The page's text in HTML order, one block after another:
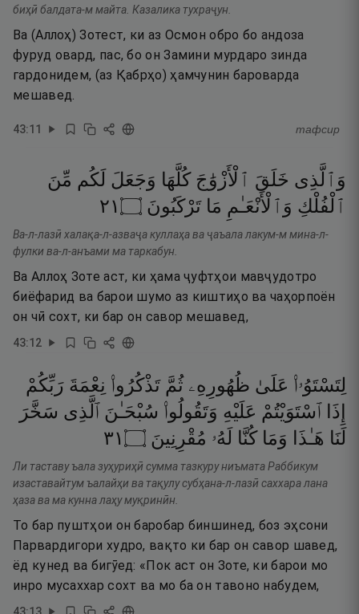
биҳӣ балдата-м майта. Казалика тухраҷун.
Ва (Аллоҳ) Зотест, ки аз Осмон обро бо андоза
фуруд овард, пас, бо он Замини мурдаро зинда
гардонидем, (аз Қабрҳо) ҳамчунин бароварда
мешавед.
43:11 тафсир
وَٱلَّذِى خَلَقَ ٱلْأَزْوَٰجَ كُلَّهَا وَجَعَلَ لَكُم مِّنَ
ٱلْفُلْكِ وَٱلْأَنْعَـٰمِ مَا تَرْكَبُونَ ۝١٢
Ва-л-лазӣ халақа-л-азваҷа куллаҳа ва ҷаъала лакум-м мина-л-
фулки ва-л-анъами ма таркабун.
Ва Аллоҳ Зоте аст, ки ҳама ҷуфтҳои мавҷудотро
биёфарид ва барои шумо аз киштиҳо ва чаҳорпоён
он чӣ сохт, ки бар он савор мешавед,
43:12
لِتَسْتَوُۥا۟ عَلَىٰ ظُهُورِهِۦ ثُمَّ تَذْكُرُوا۟ نِعْمَةَ رَبِّكُمْ
إِذَا ٱسْتَوَيْتُمْ عَلَيْهِ وَتَقُولُوا۟ سُبْحَـٰنَ ٱلَّذِى سَخَّرَ
لَنَا هَـٰذَا وَمَا كُنَّا لَهُۥ مُقْرِنِينَ ۝١٣
Ли таставу ъала зуҳуриҳӣ сумма тазкуру ниъмата Раббикум
изаставайтум ъалайҳи ва тақулу субҳана-л-лазӣ саххара лана
ҳаза ва ма кунна лаҳу муқринӣн.
То бар пуштҳои он баробар биншинед, боз эҳсони
Парвардигори худро, вақто ки бар он савор шавед,
ёд кунед ва бигӯед: «Пок аст он Зоте, ки барои мо
инро мусаххар сохт ва мо ба он тавоно набудем,
43:13